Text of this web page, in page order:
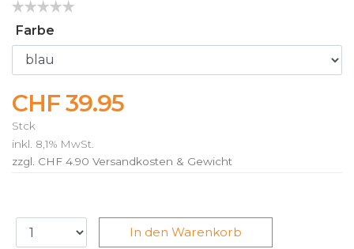
Farbe
CHF 39.95
Stck
inkl. 8,1% MwSt.
zzgl. CHF 4.90 Versandkosten & Gewicht
In den Warenkorb